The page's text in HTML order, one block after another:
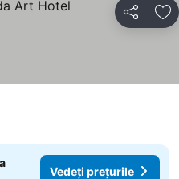
Distribuiți
Vedeți prețurile